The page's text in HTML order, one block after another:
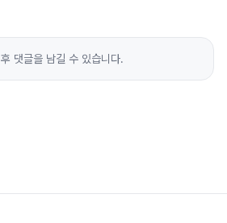
후 댓글을 남길 수 있습니다.